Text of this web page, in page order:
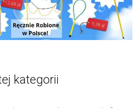
kategorii